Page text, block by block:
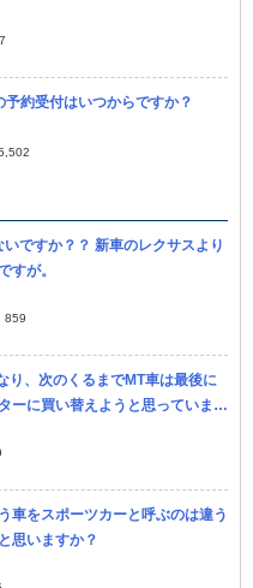
約受付はいつからですか？
ですか？？ 新車のレクサスより
すが。
859
り、次のくるまでMT車は最後に
ーに買い替えようと思っていまし
たとのことで、抽選に応募し
車をスポーツカーと呼ぶのは違う
思いますか？